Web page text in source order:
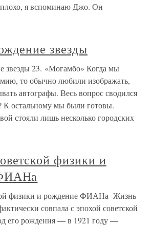
плохо, я вспоминаю Джо. Он
звезды
звезды 23. «Могамбо» Когда мы
то обычно любили изображать,
автографы. Весь вопрос сводился
К остальному мы были готовы.
стояли лишь несколько городских
физики и
физики и рождение ФИАНа Жизнь
совпала с эпохой советской
его рождения — в 1921 году —